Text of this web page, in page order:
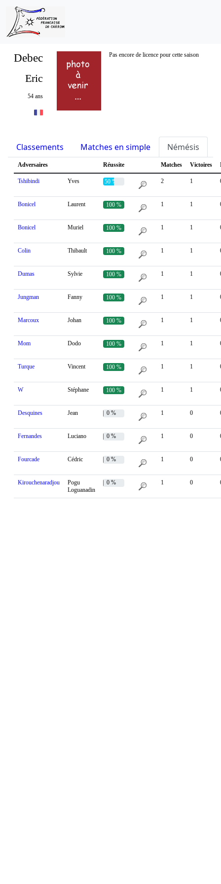
Debec Pas encore de licence pour cette saison
Eric
54 ans
Classements Matches en simple Némésis
Adversaires Réussite Matches Victoires
Tshibindi Yves 50 % 2 1
Bonicel Laurent 100 % 1 1
Bonicel Muriel 100 % 1 1
Colin Thibault 100 % 1 1
Dumas Sylvie 100 % 1 1
Jungman Fanny 100 % 1 1
Marcoux Johan 100 % 1 1
Mom Dodo 100 % 1 1
Turque Vincent 100 % 1 1
W Stéphane 100 % 1 1
Desquines Jean 0 % 1 0
Fernandes Luciano 0 % 1 0
Fourcade Cédric 0 % 1 0
Kirouchenaradjou
Pogu
Loguanadin
0 % 1 0